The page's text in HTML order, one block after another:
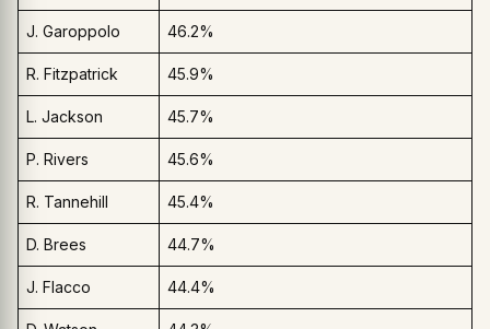
J. Garoppolo 46.2%
R. Fitzpatrick 45.9%
L. Jackson 45.7%
P. Rivers 45.6%
R. Tannehill 45.4%
D. Brees 44.7%
J. Flacco 44.4%